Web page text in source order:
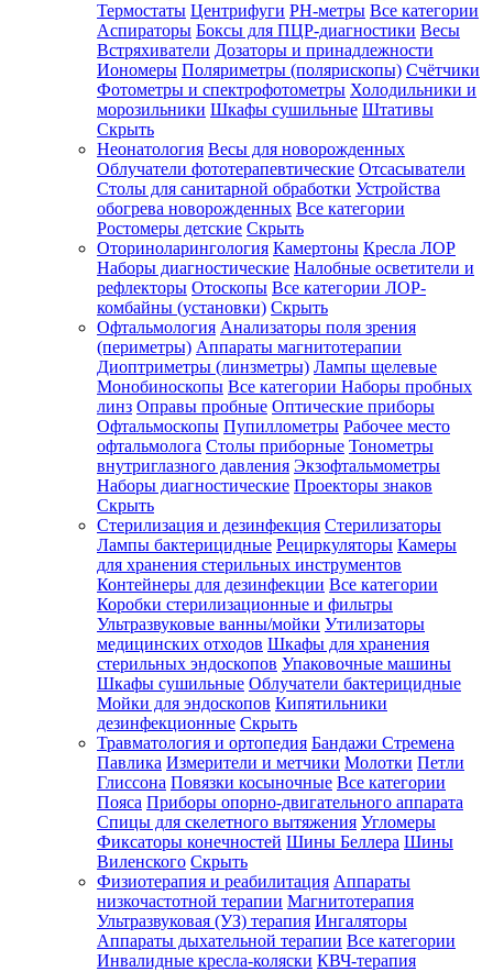
Термостаты Центрифуги PH-метры Все категории
Аспираторы Боксы для ПЦР-диагностики Весы
Встряхиватели Дозаторы и принадлежности
Иономеры Поляриметры (полярископы) Счётчики
Фотометры и спектрофотометры Холодильники и
морозильники Шкафы сушильные Штативы
Скрыть
Неонатология Весы для новорожденных
Облучатели фототерапевтические Отсасыватели
Столы для санитарной обработки Устройства
обогрева новорожденных Все категории
Ростомеры детские Скрыть
Оториноларингология Камертоны Кресла ЛОР
Наборы диагностические Налобные осветители и
рефлекторы Отоскопы Все категории ЛОР-
комбайны (установки) Скрыть
Офтальмология Анализаторы поля зрения
(периметры) Аппараты магнитотерапии
Диоптриметры (линзметры) Лампы щелевые
Монобиноскопы Все категории Наборы пробных
линз Оправы пробные Оптические приборы
Офтальмоскопы Пупиллометры Рабочее место
офтальмолога Столы приборные Тонометры
внутриглазного давления Экзофтальмометры
Наборы диагностические Проекторы знаков
Скрыть
Стерилизация и дезинфекция Стерилизаторы
Лампы бактерицидные Рециркуляторы Камеры
для хранения стерильных инструментов
Контейнеры для дезинфекции Все категории
Коробки стерилизационные и фильтры
Ультразвуковые ванны/мойки Утилизаторы
медицинских отходов Шкафы для хранения
стерильных эндоскопов Упаковочные машины
Шкафы сушильные Облучатели бактерицидные
Мойки для эндоскопов Кипятильники
дезинфекционные Скрыть
Травматология и ортопедия Бандажи Стремена
Павлика Измерители и метчики Молотки Петли
Глиссона Повязки косыночные Все категории
Пояса Приборы опорно-двигательного аппарата
Спицы для скелетного вытяжения Угломеры
Фиксаторы конечностей Шины Беллера Шины
Виленского Скрыть
Физиотерапия и реабилитация Аппараты
низкочастотной терапии Магнитотерапия
Ультразвуковая (УЗ) терапия Ингаляторы
Аппараты дыхательной терапии Все категории
Инвалидные кресла-коляски КВЧ-терапия